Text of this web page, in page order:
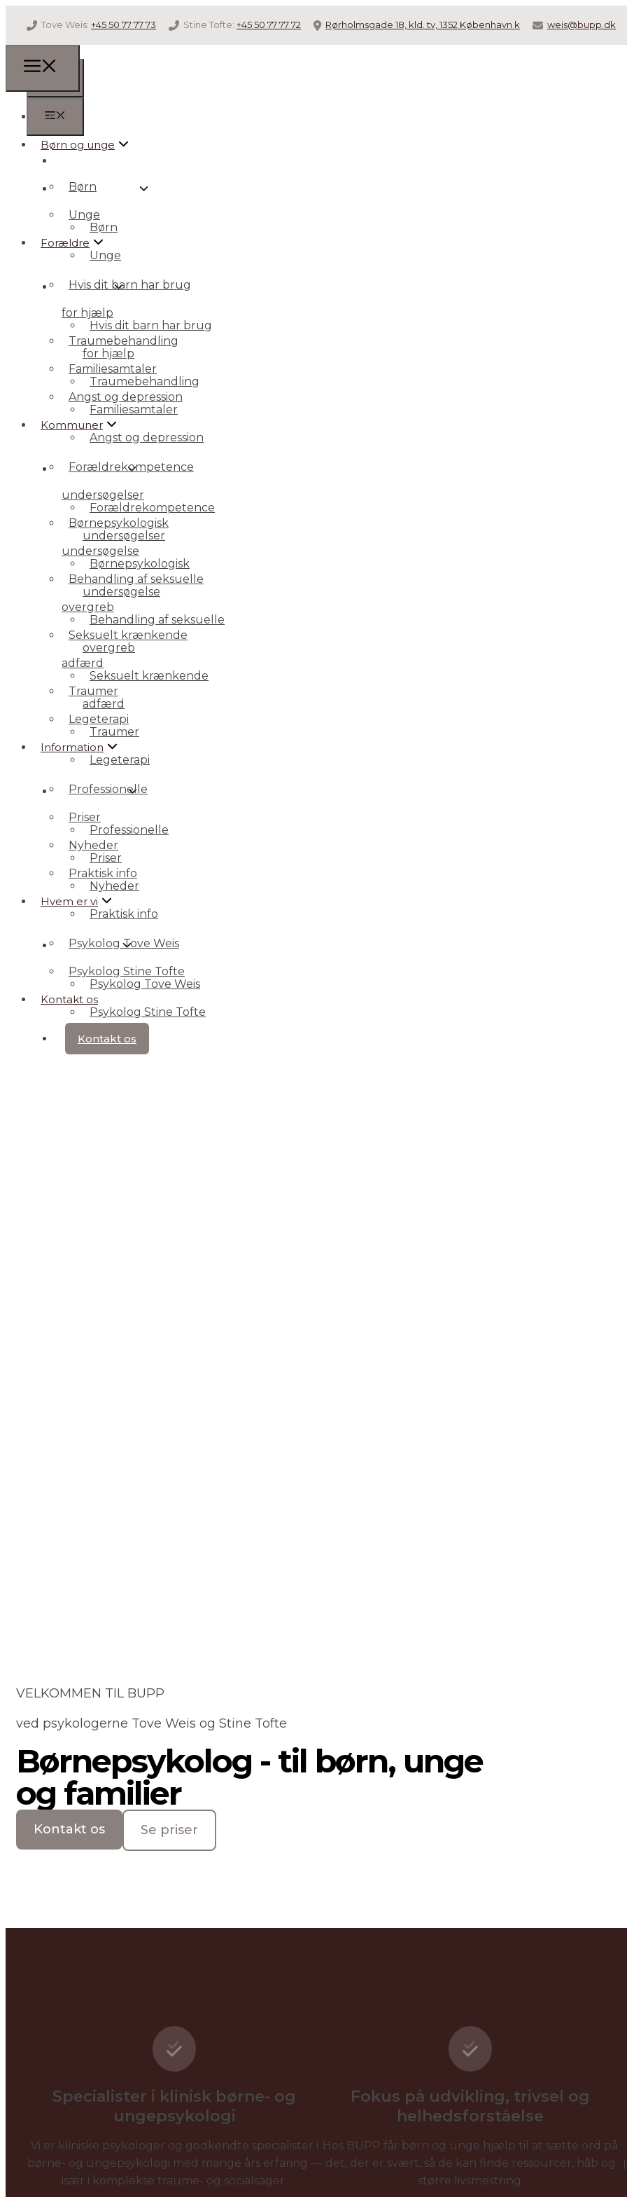
Tove Weis: +45 50 77 77 73 Stine Tofte: +45 50 77 77 72 Rørholmsgade 18, kld. tv, 1352 København k weis@bupp.dk
Børn og unge
Børn
Unge
Forældre
Hvis dit barn har brug
for hjælp
Traumebehandling
Familiesamtaler
Angst og depression
Kommuner
Forældrekompetence
undersøgelser
Børnepsykologisk
undersøgelse
Behandling af seksuelle
overgreb
Seksuelt krænkende
adfærd
Traumer
Legeterapi
Information
Professionelle
Priser
Nyheder
Praktisk info
Hvem er vi
Psykolog Tove Weis
Psykolog Stine Tofte
Kontakt os
Forside
Børn og unge
Børn
Unge
Forældre
Hvis dit barn har brug
for hjælp
Traumebehandling
Familiesamtaler
Angst og depression
Kommuner
Forældrekompetence
undersøgelser
Børnepsykologisk
undersøgelse
Behandling af seksuelle
overgreb
Seksuelt krænkende
adfærd
Traumer
Legeterapi
Information
Professionelle
Priser
Nyheder
Praktisk info
Hvem er vi
Psykolog Tove Weis
Psykolog Stine Tofte
Kontakt os
VELKOMMEN TIL BUPP
ved psykologerne Tove Weis og Stine Tofte
Børnepsykolog - til børn, unge
og familier
Kontakt os Se priser
Specialister i klinisk børne- og
ungepsykologi
Vi er kliniske psykologer og godkendte specialister i
børne- og ungepsykologi med mange års erfaring —
især i komplekse traume- og socialsager.
Fokus på udvikling, trivsel og
helhedsforståelse
Hos BUPP får børn og unge hjælp til at sætte ord på
det, der er svært, så de kan finde ressourcer, håb og
større livsmestring.